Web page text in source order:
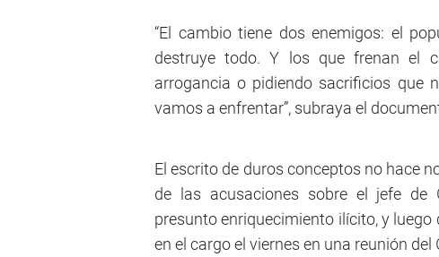
“El cambio tiene dos enemigos: el
destruye todo. Y los que frenan el
arrogancia o pidiendo sacrificios que
vamos a enfrentar”, subraya el
El escrito de duros conceptos no hace
de las acusaciones sobre el jefe de
presunto enriquecimiento ilícito, y
en el cargo el viernes en una reunión del